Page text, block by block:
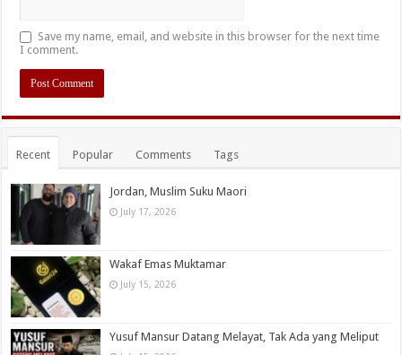
Save my name, email, and website in this browser for the next time
I comment.
Recent Popular Comments Tags
Jordan, Muslim Suku Maori
July 17, 2026
Wakaf Emas Muktamar
July 15, 2026
Yusuf Mansur Datang Melayat, Tak Ada yang Meliput